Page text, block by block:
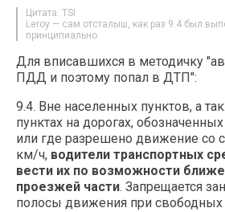
Цитата: TSI
Leroy — сам отсталыш, как раз 9.4 был
принципиально.
Для вписавшихся в методичку
ПДД и поэтому попал в ДТП":
9.4. Вне населенных пунктов, а
пунктах на дорогах,
или где разрешено движение со
км/ч, водители транспортных
вести их по возможности
проезжей части. Запрещается
полосы движения при свободных